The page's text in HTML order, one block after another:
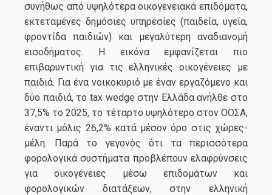
συνήθως από υψηλότερα οικογενειακά επιδόματα,
εκτεταμένες δημόσιες υπηρεσίες (παιδεία, υγεία,
φροντίδα παιδιών) και μεγαλύτερη αναδιανομή
εισοδήματος. Η εικόνα εμφανίζεται πιο
επιβαρυντική για τις ελληνικές οικογένειες με
παιδιά. Για ένα νοικοκυριό με έναν εργαζόμενο και
δύο παιδιά, το tax wedge στην Ελλάδα ανήλθε στο
37,5% το 2025, το τέταρτο υψηλότερο στον ΟΟΣΑ,
έναντι μόλις 26,2% κατά μέσον όρο στις χώρες-
μέλη. Παρά το γεγονός ότι τα περισσότερα
φορολογικά συστήματα προβλέπουν ελαφρύνσεις
για οικογένειες μέσω επιδομάτων και
φορολογικών διατάξεων, στην ελληνική